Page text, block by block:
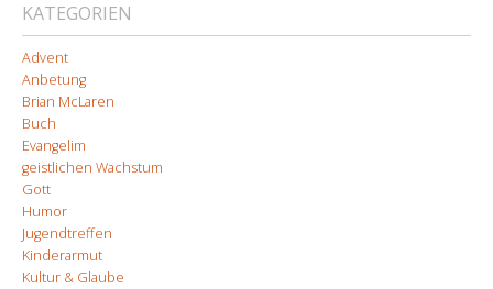
KATEGORIEN
Advent
Anbetung
Brian McLaren
Buch
Evangelim
geistlichen Wachstum
Gott
Humor
Jugendtreffen
Kinderarmut
Kultur & Glaube